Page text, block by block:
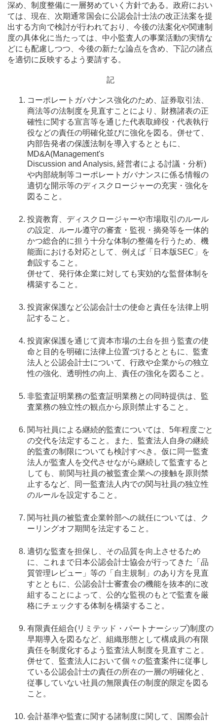
深め、制度整備に一層努めていく方針である。政府におい
ては、現在、次期通常国会に公認会計士法の改正法案を提
出する方向で検討が行われており、今後の法案化や関連制
度の具体化に当たっては、中小監査人の事業活動の実情な
どにも配慮しつつ、今後の新たな論点を含め、下記の諸点
を適切に反映するよう要請する。
記
コーポレートガバナンス強化のため、証券取引法、
商法等の法制度を見直すことにより、財務諸表の正
確性に関する宣言等を通じた代表取締役・代表執行
役などの責任の明確化並びに強化を図る。併せて、
内部告発者の保護法制を導入するとともに、
MD&A(Management's
Discussion and Analysis, 経営者による討議・分析)
や内部統制等コーポレートガバナンスに係る情報の
適切な開示等のディスクロージャーの充実・強化を
図ること。
投資教育、ディスクロージャーや市場取引のルール
の設定、ルール遵守の審査・監視・摘発等を一体的
かつ総合的に担う十分な体制の整備を行うため、機
能面における対応として、例えば「日本版SEC」を
創設すること。
併せて、発行体企業に対しても実効的な監督体制を
構築すること。
投資家保護など公認会計士の使命と責任を法律上明
記すること。
投資家保護を通じて資本市場の土台を担う監査の使
命と目的を明確に法律上位置づけるとともに、監査
法人と公認会計士について、行政や企業からの独立
性の強化、透明性の向上、責任の強化を図ること。
非監査証明業務の監査証明業務との同時提供は、監
査業務の独立性の観点から原則禁止すること。
関与社員による継続的監査については、5年程度ごと
の交代を法定すること。また、監査法人自身の継続
的監査の制限についても検討すべき。仮に同一監査
法人が監査人を交代させながら継続して監査すると
しても、前関与社員の被監査企業への接触を原則禁
止するなど、同一監査法人内での関与社員の独立性
のルールを設定すること。
関与社員の被監査企業幹部への就任については、ク
ーリングオフ期間を法定すること。
適切な監査を担保し、その品質を向上させるため
に、これまで日本公認会計士協会が行ってきた「品
質管理レビュー」等の「自主規制」のあり方を見直
すとともに、公認会計士審査会の機能を抜本的に改
組することによって、公的な監視のもとで監査を厳
格にチェックする体制を構築すること。
有限責任組合(リミテッド・パートナーシップ)制度の
早期導入を図るなど、組織形態として構成員の有限
責任を制度化するよう監査法人制度を見直すこと。
併せて、監査法人において個々の監査案件に従事し
ている公認会計士の責任の所在の一層の明確化と、
従事していない社員の無限責任の制度的限定を図る
こと。
会計基準や監査に関する諸制度に関して、国際会計